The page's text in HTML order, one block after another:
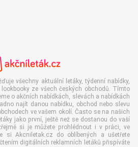
všechny aktuální letáky, týdenní nabídky,
ze všech českých obchodů. Tímto
o akčních nabídkách, slevách a nabídkách
najít danou nabídku, obchod nebo slevu
ve vašem okolí. Často se na našich
jako první, ještě než se dostanou do vaší
si je můžete prohlédnout i v práci, ve
si Akcniletak.cz do oblíbených a ušetřete
digitálních reklamních letáků přispíváte